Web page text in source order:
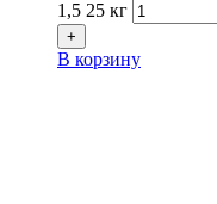
1,5 25 кг
+
В корзину